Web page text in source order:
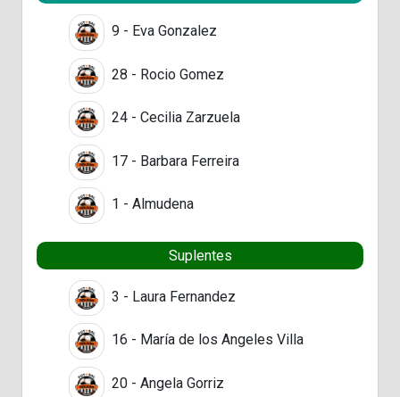
9 - Eva Gonzalez
28 - Rocio Gomez
24 - Cecilia Zarzuela
17 - Barbara Ferreira
1 - Almudena
Suplentes
3 - Laura Fernandez
16 - María de los Angeles Villa
20 - Angela Gorriz